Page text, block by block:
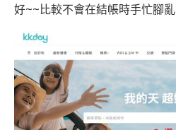
好~~比較不會在結帳時手忙腳亂